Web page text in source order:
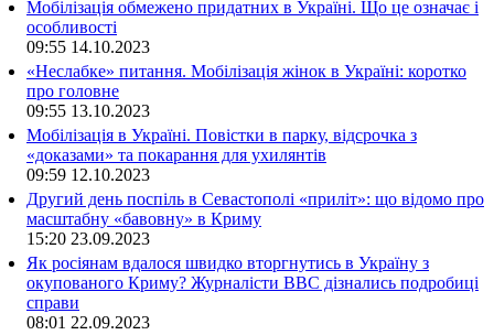
Мобілізація обмежено придатних в Україні. Що це означає і
особливості
09:55 14.10.2023
«Неслабке» питання. Мобілізація жінок в Україні: коротко
про головне
09:55 13.10.2023
Мобілізація в Україні. Повістки в парку, відсрочка з
«доказами» та покарання для ухилянтів
09:59 12.10.2023
Другий день поспіль в Севастополі «приліт»: що відомо про
масштабну «бавовну» в Криму
15:20 23.09.2023
Як росіянам вдалося швидко вторгнутись в Україну з
окупованого Криму? Журналісти ВВС дізнались подробиці
справи
08:01 22.09.2023